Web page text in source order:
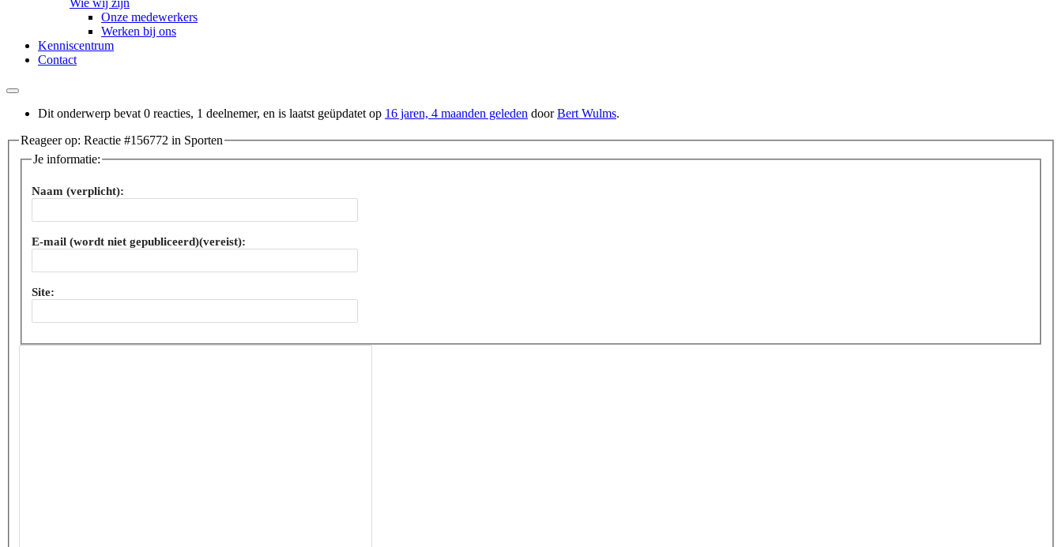
Wie wij zijn
Onze medewerkers
Werken bij ons
Kenniscentrum
Contact
Dit onderwerp bevat 0 reacties, 1 deelnemer, en is laatst geüpdatet op 16 jaren, 4 maanden geleden doorBert Wulms.
Reageer op: Reactie #156772 in Sporten
Je informatie:
Naam (verplicht):
E-mail (wordt niet gepubliceerd)(vereist):
Site: